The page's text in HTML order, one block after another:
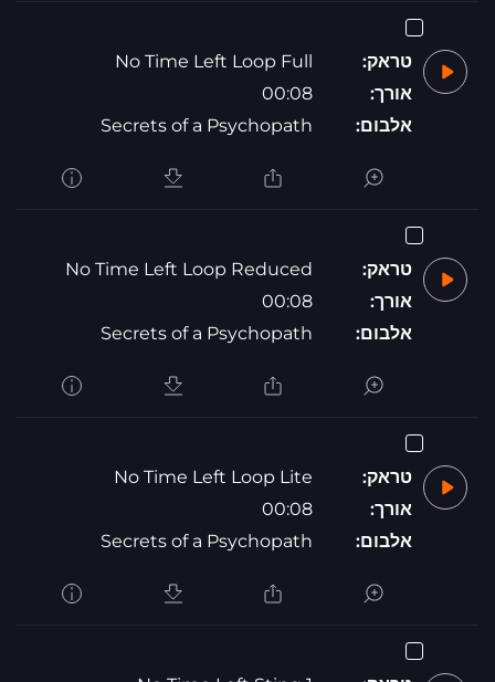
טראק:
No Time Left Loop Full
אורך:
00:08
אלבום:
Secrets of a Psychopath
טראק:
No Time Left Loop Reduced
אורך:
00:08
אלבום:
Secrets of a Psychopath
טראק:
No Time Left Loop Lite
אורך:
00:08
אלבום:
Secrets of a Psychopath